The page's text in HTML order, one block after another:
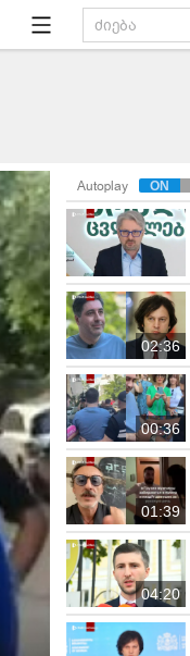
Autoplay
02:36
00:36
01:39
04:20